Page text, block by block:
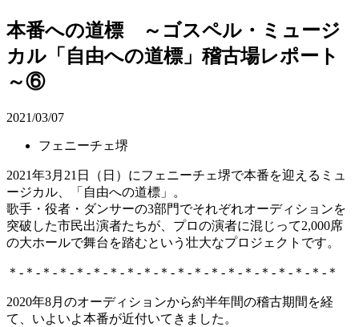
本番への道標 ～ゴスペル・ミュージ
カル「自由への道標」稽古場レポート
～⑥
2021/03/07
フェニーチェ堺
2021年3月21日（日）にフェニーチェ堺で本番を迎えるミュ
ージカル、「自由への道標」。
歌手・役者・ダンサーの3部門でそれぞれオーディションを
突破した市民出演者たちが、プロの演者に混じって2,000席
の大ホールで舞台を踏むという壮大なプロジェクトです。
＊-＊-＊-＊-＊-＊-＊-＊-＊-＊-＊-＊-＊-＊-＊-＊-＊-＊-＊-＊
2020年8月のオーディションから約半年間の稽古期間を経
て、いよいよ本番が近付いてきました。